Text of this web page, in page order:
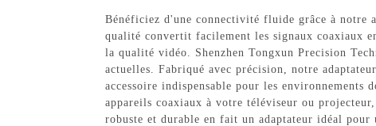
Bénéficiez d'une connectivité fluide grâce à notre
qualité convertit facilement les signaux coaxiaux
la qualité vidéo. Shenzhen Tongxun Precision
actuelles. Fabriqué avec précision, notre
accessoire indispensable pour les environnements
appareils coaxiaux à votre téléviseur ou
robuste et durable en fait un adaptateur idéal